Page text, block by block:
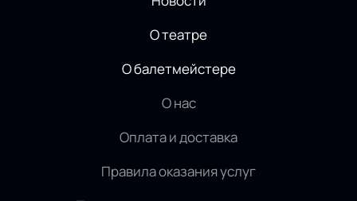
О театре
О балетмейстере
О нас
Оплата и доставка
Правила оказания услуг